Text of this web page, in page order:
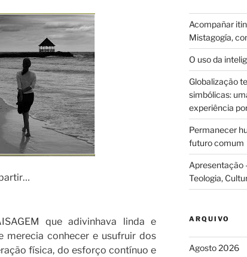
que adivinhava linda e
merecia conhecer e usufruir dos
física, do esforço contínuo e
Acompañar
Mistagogía,
O uso da
Globalização
simbólicas:
experiência
Permanecer
futuro comum
Apresentação
Teologia,
ARQUIVO
Agosto 2026